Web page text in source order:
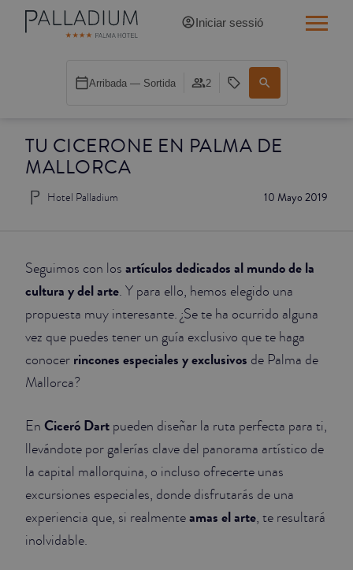
TU CICERONE EN PALMA DE
MALLORCA
10 Mayo 2019
Hotel Palladium
Seguimos con los artículos dedicados al mundo de la
cultura y del arte. Y para ello, hemos elegido una
propuesta muy interesante. ¿Se te ha ocurrido alguna
vez que puedes tener un guía exclusivo que te haga
conocer rincones especiales y exclusivos de Palma de
Mallorca?
En Ciceró Dart pueden diseñar la ruta perfecta para ti,
llevándote por galerías clave del panorama artístico de
la capital mallorquina, o incluso ofrecerte unas
excursiones especiales, donde disfrutarás de una
experiencia que, si realmenteamas el arte, te resultará
inolvidable.
Iniciar sessió
Arribada — Sortida 2
INDIVIDUAL BALCÓ CATEDRAL
DOBLE WHITE
DOBLE INN CATEDRAL
SUPERIOR
JUNIOR SUITES
SUITE